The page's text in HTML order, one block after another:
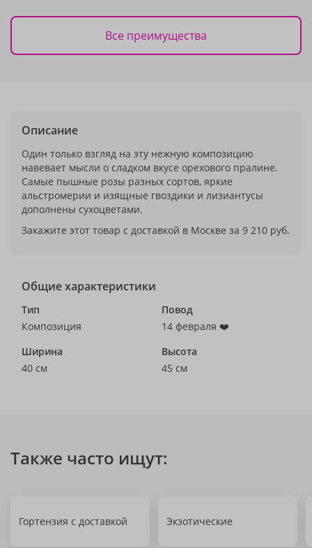
Все преимущества
Описание
Один только взгляд на эту нежную композицию
навевает мысли о сладком вкусе орехового пралине.
Самые пышные розы разных сортов, яркие
альстромерии и изящные гвоздики и лизиантусы
дополнены сухоцветами.
Закажите этот товар с доставкой в Москве за 9 210 руб.
Общие характеристики
Тип
Композиция
Повод
14 февраля ❤️
Ширина
40 см
Высота
45 см
Также часто ищут:
Гортензия с доставкой Экзотические